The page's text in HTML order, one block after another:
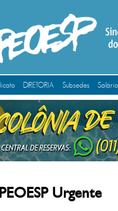
DIRETORIA Subsedes
Urgente